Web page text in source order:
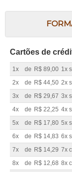
Cartões de
1x de R$ 89,00 1x
2x
de R$ 44,50 2x
3x
de R$ 29,67 3x
4x
de R$ 22,25 4x
5x
de R$ 17,80 5x
6x
de R$ 14,83 6x
7x
de R$ 14,29 7x
8x
de R$ 12,68 8x